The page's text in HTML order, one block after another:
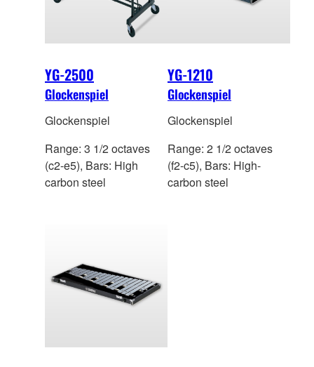
YG-2500
Glockenspiel
Glockenspiel
Range: 3 1/2 octaves
(c2-e5), Bars: High
carbon steel
YG-1210
Glockenspiel
Glockenspiel
Range: 2 1/2 octaves
(f2-c5), Bars: High-
carbon steel